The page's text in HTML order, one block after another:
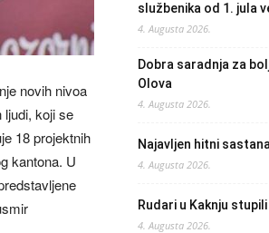
novih nivoa
ljudi, koji se
18 projektnih
kantona. U
službenika od 1. jula
4. Augusta 2026.
Dobra saradnja za
Olova
4. Augusta 2026.
Najavljen hitni
4. Augusta 2026.
Rudari u Kaknju
4. Augusta 2026.